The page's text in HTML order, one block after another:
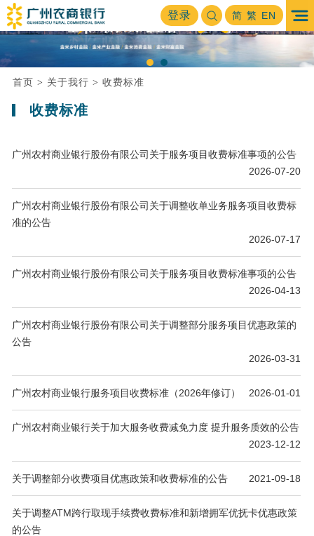
登录 简 繁 EN
首页 > 关于我行 > 收费标准
收费标准
广州农村商业银行股份有限公司关于服务项目收费标准事项的公告
2026-07-20
广州农村商业银行股份有限公司关于调整收单业务服务项目收费标
准的公告
2026-07-17
广州农村商业银行股份有限公司关于服务项目收费标准事项的公告
2026-04-13
广州农村商业银行股份有限公司关于调整部分服务项目优惠政策的
公告
2026-03-31
广州农村商业银行服务项目收费标准（2026年修订） 2026-01-01
广州农村商业银行关于加大服务收费减免力度 提升服务质效的公告
2023-12-12
关于调整部分收费项目优惠政策和收费标准的公告 2021-09-18
关于调整ATM跨行取现手续费收费标准和新增拥军优抚卡优惠政策
的公告